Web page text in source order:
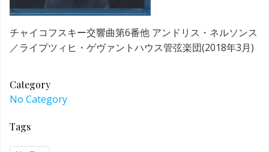
チャイコフスキー交響曲第6番他 アンドリス・ネルソンス
／ライプツィヒ・ゲヴァントハウス管弦楽団(2018年3月)
Category
No Category
Tags